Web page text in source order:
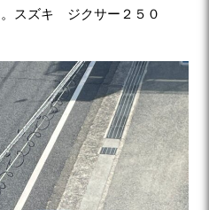
。スズキ ジクサー２５０